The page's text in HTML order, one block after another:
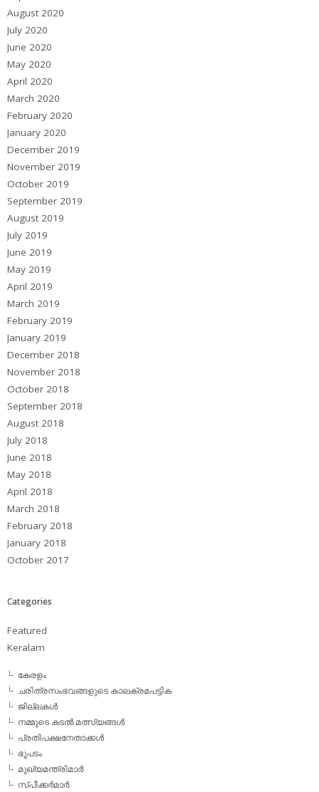
August 2020
July 2020
June 2020
May 2020
April 2020
March 2020
February 2020
January 2020
December 2019
November 2019
October 2019
September 2019
August 2019
July 2019
June 2019
May 2019
April 2019
March 2019
February 2019
January 2019
December 2018
November 2018
October 2018
September 2018
August 2018
July 2018
June 2018
May 2018
April 2018
March 2018
February 2018
January 2018
October 2017
Categories
Featured
Keralam
കേരളം
ചരിത്രസംഭവങ്ങളുടെ കാലക്രമപട്ടിക
ജില്ലകള്‍
നമ്മുടെ കടല്‍ മത്സ്യങ്ങള്‍
പ്രതിപക്ഷനേതാക്കള്‍
ഭൂപടം
മുഖ്യമന്ത്രിമാര്‍
സ്പീക്കര്‍മാര്‍